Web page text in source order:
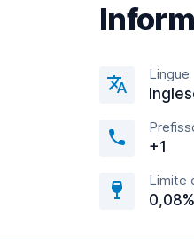
Lingue
+1
Limite
0,08%